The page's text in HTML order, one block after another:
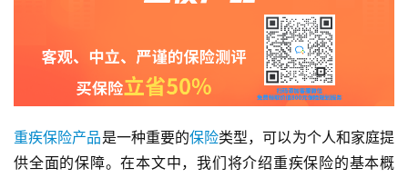
重疾保险产品是一种重要的保险类型，可以为个人和家庭提
供全面的保障。在本文中，我们将介绍重疾保险的基本概